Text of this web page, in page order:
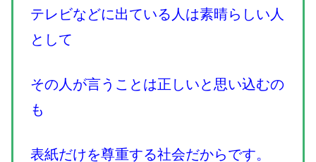
テレビなどに出ている人は素晴らしい人
として
その人が言うことは正しいと思い込むの
も
表紙だけを尊重する社会だからです。